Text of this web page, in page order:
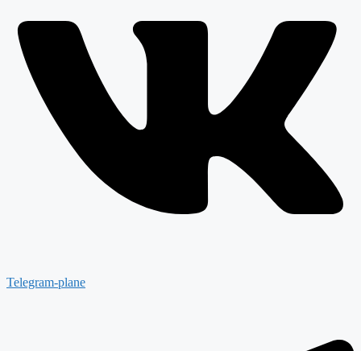
Telegram-plane